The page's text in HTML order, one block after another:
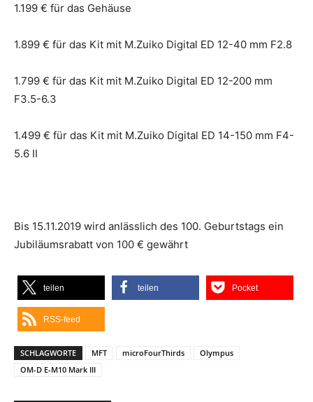
1.199 € für das Gehäuse
1.899 € für das Kit mit M.Zuiko Digital ED 12-40 mm F2.8
1.799 € für das Kit mit M.Zuiko Digital ED 12-200 mm
F3.5-6.3
1.499 € für das Kit mit M.Zuiko Digital ED 14-150 mm F4-
5.6 II
Bis 15.11.2019 wird anlässlich des 100. Geburtstags ein
Jubiläumsrabatt von 100 € gewährt
teilen teilen Pocket
RSS-feed
SCHLAGWORTE MFT microFourThirds
Olympus
OM-D E-M10 Mark III